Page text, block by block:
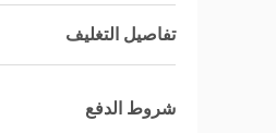
تفاصيل التغليف
شروط الدفع